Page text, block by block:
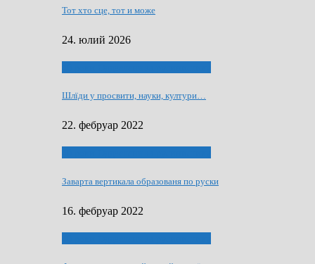
Тот хто сце, тот и може
24. юлий 2026
Шлїди у просвити, науки, култури…
22. фебруар 2022
Заварта вертикала образованя по руски
16. фебруар 2022